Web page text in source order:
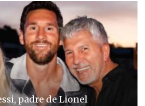
padre de Lionel